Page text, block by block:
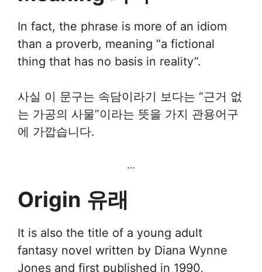
In fact, the phrase is more of an idiom
than a proverb, meaning “a fictional
thing that has no basis in reality”.
사실 이 문구는 속담이라기 보다는 “근거 없
는 가공의 사물”이라는 뜻을 가지 관용어구
에 가깝습니다.
…
Origin 유래
It is also the title of a young adult
fantasy novel written by Diana Wynne
Jones and first published in 1990,